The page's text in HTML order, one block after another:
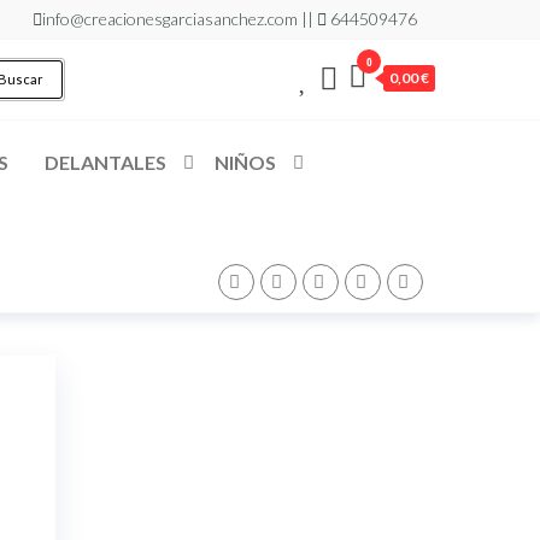
info@creacionesgarciasanchez.com || 644509476
0
0,00 €
DELANTALES NIÑOS